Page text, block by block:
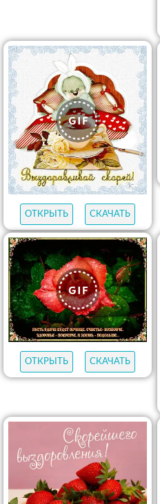
ОТКРЫТЬ СКАЧАТЬ
ОТКРЫТЬ СКАЧАТЬ
ОТКРЫТЬ СКАЧАТЬ
ОТКРЫТЬ СКАЧАТЬ
ОТКРЫТЬ СКАЧАТЬ